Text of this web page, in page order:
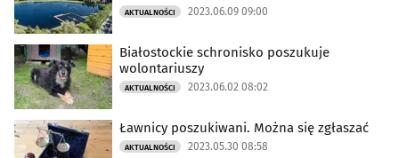
AKTUALNOŚCI 2023.06.09 09:00
Białostockie schronisko poszukuje
wolontariuszy
AKTUALNOŚCI 2023.06.02 08:02
Ławnicy poszukiwani. Można się zgłaszać
AKTUALNOŚCI 2023.05.30 08:58